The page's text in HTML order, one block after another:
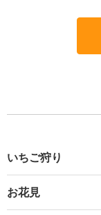
いちご狩り
お花見